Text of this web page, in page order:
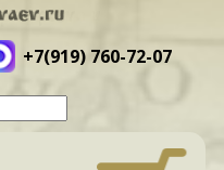
+7(919) 760-72-07